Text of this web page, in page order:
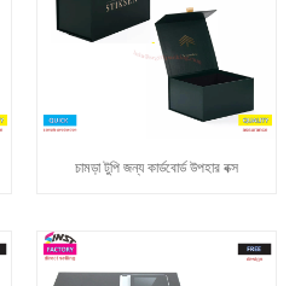
চামড়া টুপি জন্য কার্ডবোর্ড উপহার বক্স